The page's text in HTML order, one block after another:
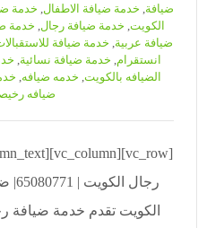
ضيافة, خدمة ضيافة الاطفال, خدمة
الكويت, خدمة ضيافة رجال, خدمة
ضيافة عربية, خدمة ضيافة
انستقرام, خدمة ضيافة نسائية,
الضيافه بالكويت, خدمه ضيافه,
ضيافه
الكويت تقدم خدمة ضيافة